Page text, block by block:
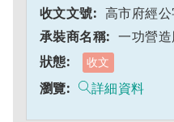
高市府經
一功營
收文
詳細資料